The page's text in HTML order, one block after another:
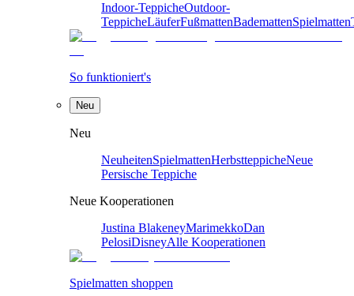
Indoor-TeppicheOutdoor-
TeppicheLäuferFußmattenBademattenSpielmatten
So funktioniert's
Neu
Neu
NeuheitenSpielmattenHerbstteppicheNeue
Persische Teppiche
Neue Kooperationen
Justina BlakeneyMarimekkoDan
PelosiDisneyAlle Kooperationen
Spielmatten shoppen